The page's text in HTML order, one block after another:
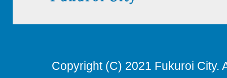
Copyright (C) 2021 Fukuroi City.